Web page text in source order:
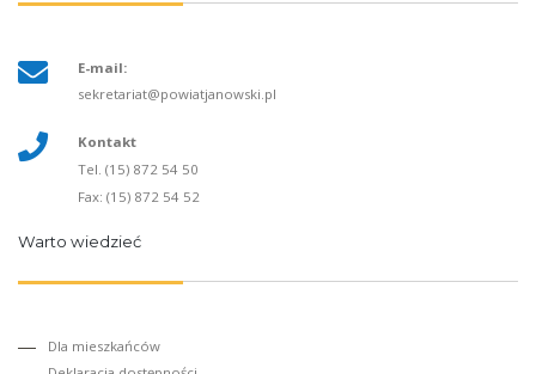
E-mail:
sekretariat@powiatjanowski.pl
Kontakt
Tel. (15) 872 54 50
Fax: (15) 872 54 52
Warto wiedzieć
Dla mieszkańców